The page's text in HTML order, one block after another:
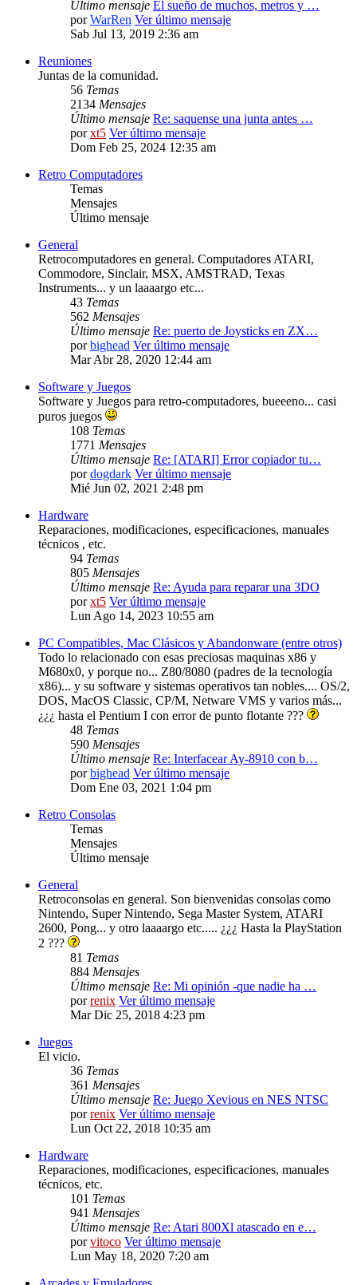
Último mensaje El sueño de muchos, metros y …
porWarRen Ver último mensaje
Sab Jul 13, 2019 2:36 am
Reuniones
Juntas de la comunidad.
56 Temas
2134 Mensajes
Último mensaje Re: saquense una junta antes …
porxt5 Ver último mensaje
Dom Feb 25, 2024 12:35 am
Retro Computadores
Temas
Mensajes
Último mensaje
General
Retrocomputadores en general. Computadores ATARI,
Commodore, Sinclair, MSX, AMSTRAD, Texas
Instruments... y un laaaargo etc...
43 Temas
562 Mensajes
Último mensaje Re: puerto de Joysticks en ZX…
porbighead Ver último mensaje
Mar Abr 28, 2020 12:44 am
Software y Juegos
Software y Juegos para retro-computadores, bueeeno... casi
puros juegos
108 Temas
1771 Mensajes
Último mensaje Re: [ATARI] Error copiador tu…
pordogdark Ver último mensaje
Mié Jun 02, 2021 2:48 pm
Hardware
Reparaciones, modificaciones, especificaciones, manuales
técnicos , etc.
94 Temas
805 Mensajes
Último mensaje Re: Ayuda para reparar una 3DO
porxt5 Ver último mensaje
Lun Ago 14, 2023 10:55 am
PC Compatibles, Mac Clásicos y Abandonware (entre otros)
Todo lo relacionado con esas preciosas maquinas x86 y
M680x0, y porque no... Z80/8080 (padres de la tecnología
x86)... y su software y sistemas operativos tan nobles.... OS/2,
DOS, MacOS Classic, CP/M, Netware VMS y varios más...
¿¿¿ hasta el Pentium I con error de punto flotante ???
48 Temas
590 Mensajes
Último mensaje Re: Interfacear Ay-8910 con b…
porbighead Ver último mensaje
Dom Ene 03, 2021 1:04 pm
Retro Consolas
Temas
Mensajes
Último mensaje
General
Retroconsolas en general. Son bienvenidas consolas como
Nintendo, Super Nintendo, Sega Master System, ATARI
2600, Pong... y otro laaaargo etc..... ¿¿¿ Hasta la PlayStation
2 ???
81 Temas
884 Mensajes
Último mensaje Re: Mi opinión -que nadie ha …
porrenix Ver último mensaje
Mar Dic 25, 2018 4:23 pm
Juegos
El vicio.
36 Temas
361 Mensajes
Último mensaje Re: Juego Xevious en NES NTSC
porrenix Ver último mensaje
Lun Oct 22, 2018 10:35 am
Hardware
Reparaciones, modificaciones, especificaciones, manuales
técnicos, etc.
101 Temas
941 Mensajes
Último mensaje Re: Atari 800Xl atascado en e…
porvitoco Ver último mensaje
Lun May 18, 2020 7:20 am